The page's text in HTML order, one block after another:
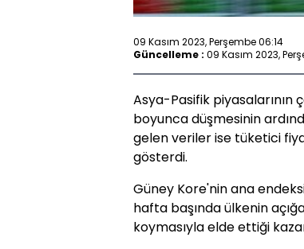
09 Kasım 2023, Perşembe 06:14
Güncelleme : 09 Kasım 2023,
Asya-Pasifik piyasalarının
boyunca düşmesinin
gelen veriler ise tüketici
gösterdi.
Güney Kore'nin ana
hafta başında ülkenin
koymasıyla elde ettiği